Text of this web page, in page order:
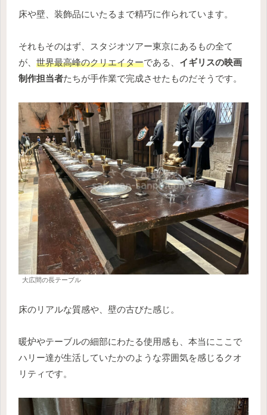
床や壁、装飾品にいたるまで精巧に作られています。
それもそのはず、スタジオツアー東京にあるもの全て
が、 世界最高峰のクリエイターである、 イギリスの映画
制作担当者たちが手作業で完成させたものだそうです。
大広間の長テーブル
床のリアルな質感や、壁の古びた感じ。
暖炉やテーブルの細部にわたる使用感も、本当にここで
ハリー達が生活していたかのような雰囲気を感じるクオ
リティです。